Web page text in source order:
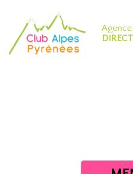
Agence